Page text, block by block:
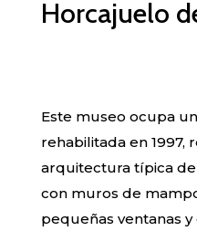
Horcajuelo
Este museo ocupa
rehabilitada en 1997,
arquitectura típica de
con muros de
pequeñas ventanas